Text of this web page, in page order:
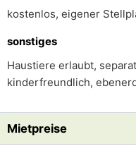
kostenlos, eigener
sonstiges
Haustiere erlaubt,
kinderfreundlich,
Mietpreise